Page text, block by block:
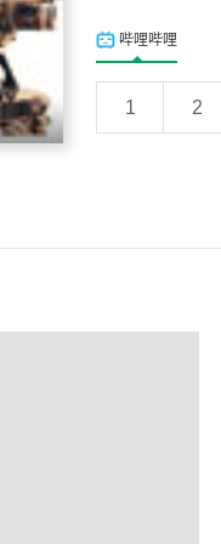
哔哩哔哩
1 2